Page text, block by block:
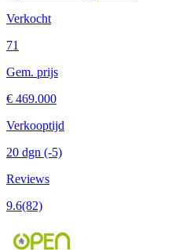
Verkocht
71
Gem. prijs
€ 469.000
Verkooptijd
20 dgn (-5)
Reviews
9.6(82)